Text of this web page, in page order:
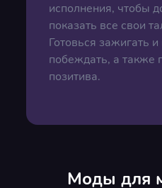
исполнения, чтобы
показать все свои
Готовься зажигать
побеждать, а также
позитива.
Моды для